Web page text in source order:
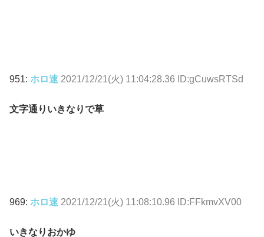
951: ホロ速 2021/12/21(火) 11:04:28.36 ID:gCuwsRTSd
文字通りいきなりで草
969: ホロ速 2021/12/21(火) 11:08:10.96 ID:FFkmvXV00
いきなりおかゆ